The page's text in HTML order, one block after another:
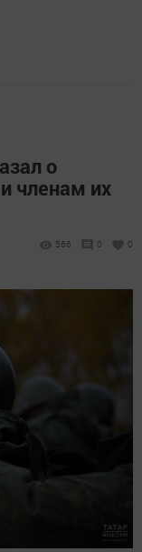
о
членам их
566 0 0